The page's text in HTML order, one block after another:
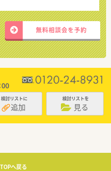
無料相談会を予約
検討リストに
追加
検討リストを
見る
へ戻る